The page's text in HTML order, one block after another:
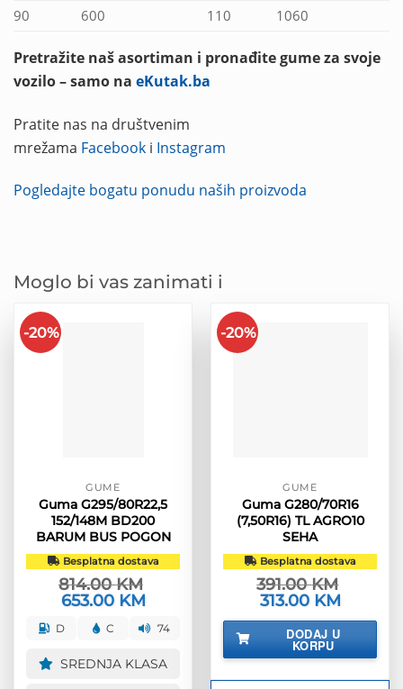
90
600 110 1060
Pretražite naš asortiman i pronađite gume za svoje
vozilo – samo na eKutak.ba
Pratite nas na društvenim
mrežama Facebook i Instagram
Pogledajte bogatu ponudu naših proizvoda
Moglo bi vas zanimati i
-20%
GUME
Guma G295/80R22,5
152/148M BD200
BARUM BUS POGON
Besplatna dostava
814.00KM
Izvorna
cijena
bila
je:
653.00 KM
je:
653.00 KM.
D C 74
SREDNJA KLASA
-20%
GUME
Guma G280/70R16
(7,50R16) TL AGRO10
SEHA
Besplatna dostava
391.00KM
Izvorna
cijena
bila
391.00 KM.
313.00 KM
je:
DODAJ U
KORPU